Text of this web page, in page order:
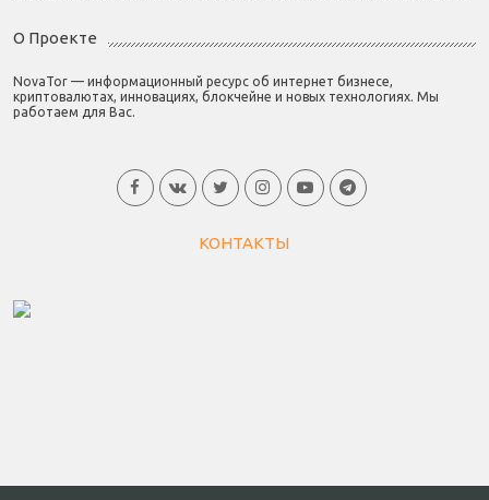
О Проекте
NovaTor — информационный ресурс об интернет бизнесе,
криптовалютах, инновациях, блокчейне и новых технологиях. Мы
работаем для Вас.
КОНТАКТЫ